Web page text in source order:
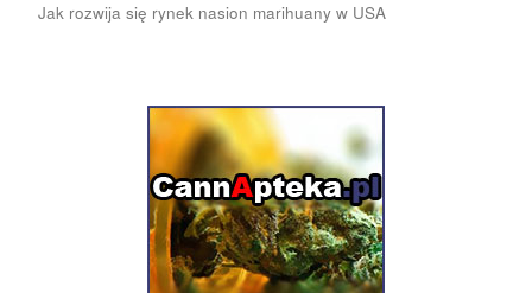
Jak rozwija się rynek nasion marihuany w USA